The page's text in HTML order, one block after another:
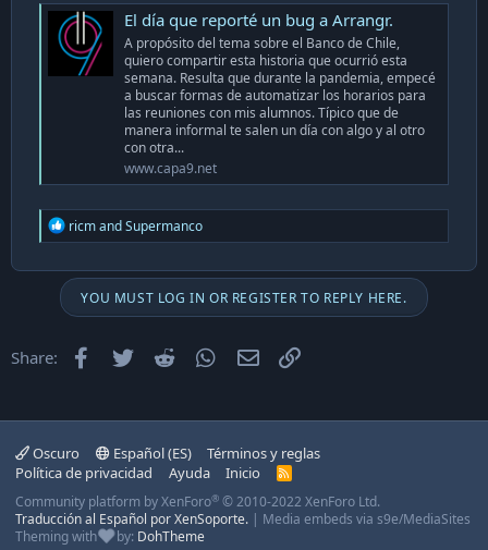
El día que reporté un bug a Arrangr.
A propósito del tema sobre el Banco de Chile,
quiero compartir esta historia que ocurrió esta
semana. Resulta que durante la pandemia, empecé
a buscar formas de automatizar los horarios para
las reuniones con mis alumnos. Típico que de
manera informal te salen un día con algo y al otro
con otra...
www.capa9.net
R
e
c
i
ricmandSupermanco
YOU MUST LOG IN OR REGISTER TO REPLY HERE.
Share: Facebook
Twitter Reddit WhatsApp
Email
Oscuro Español (ES)
Términos y reglas
Política de privacidad
Ayuda Inicio
R
S
Community platform by XenForo® © 2010-2022 XenForo Ltd.
Traducción al Español por XenSoporte. | Media embeds via s9e/MediaSites
Theming with
by: DohTheme